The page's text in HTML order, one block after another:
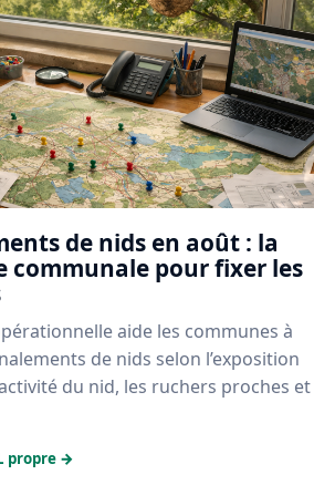
de nids en août : la
communale pour fixer les
aide les communes à
de nids selon l’exposition
du nid, les ruchers proches et
propre →